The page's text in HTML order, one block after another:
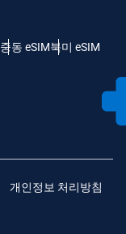
중동 eSIM북미 eSIM
개인정보 처리방침